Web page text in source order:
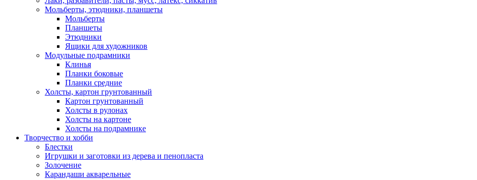
Мольберты, этюдники, планшеты
Мольберты
Планшеты
Этюдники
Ящики для художников
Модульные подрамники
Клинья
Планки боковые
Планки средние
Холсты, картон грунтованный
Картон грунтованный
Холсты в рулонах
Холсты на картоне
Холсты на подрамнике
Творчество и хобби
Блестки
Игрушки и заготовки из дерева и пенопласта
Золочение
Карандаши акварельные